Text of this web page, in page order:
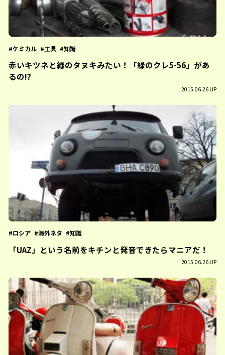
ケミカル 工具 知識
赤いキツネと緑のタヌキみたい！「緑のクレ5-56」があ
るの!?
2015.06.26 UP
ロシア 海外ネタ 知識
「UAZ」という名前をキチンと発音できたらマニアだ！
2015.06.26 UP